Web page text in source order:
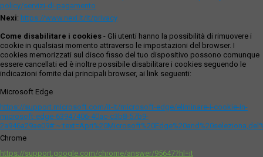
policy/servizi-di-pagamento
Nexi: https://www.nexi.it/it/privacy
Come disabilitare i cookies - Gli utenti hanno la possibilità di rimuovere i
cookie in qualsiasi momento attraverso le impostazioni del browser. I
cookies memorizzati sul disco fisso del tuo dispositivo possono comunque
essere cancellati ed è inoltre possibile disabilitare i cookies seguendo le
indicazioni fornite dai principali browser, ai link seguenti:
Microsoft Edge
https://support.microsoft.com/it-it/microsoft-edge/eliminare-i-cookie-in-
microsoft-edge-63947406-40ac-c3b8-57b9-
Chrome
https://support.google.com/chrome/answer/95647?hl=it